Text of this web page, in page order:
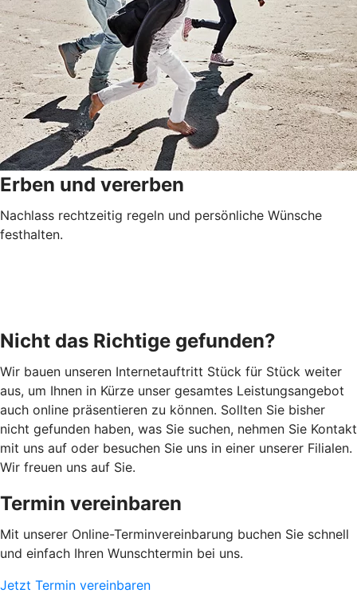
Erben und vererben
Nachlass rechtzeitig regeln und persönliche Wünsche
festhalten.
Nicht das Richtige gefunden?
Wir bauen unseren Internetauftritt Stück für Stück weiter
aus, um Ihnen in Kürze unser gesamtes Leistungsangebot
auch online präsentieren zu können. Sollten Sie bisher
nicht gefunden haben, was Sie suchen, nehmen Sie Kontakt
mit uns auf oder besuchen Sie uns in einer unserer Filialen.
Wir freuen uns auf Sie.
Termin vereinbaren
Mit unserer Online-Terminvereinbarung buchen Sie schnell
und einfach Ihren Wunschtermin bei uns.
Jetzt Termin vereinbaren